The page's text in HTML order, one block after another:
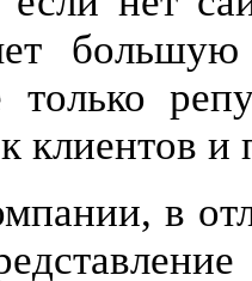
клиентов и
в